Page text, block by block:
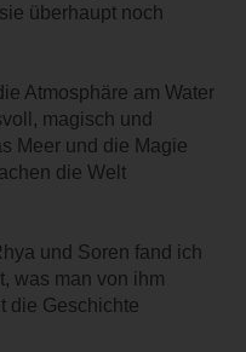
überhaupt noch
Atmosphäre am Water
magisch und
Meer und die Magie
die Welt
und Soren fand ich
was man von ihm
die Geschichte